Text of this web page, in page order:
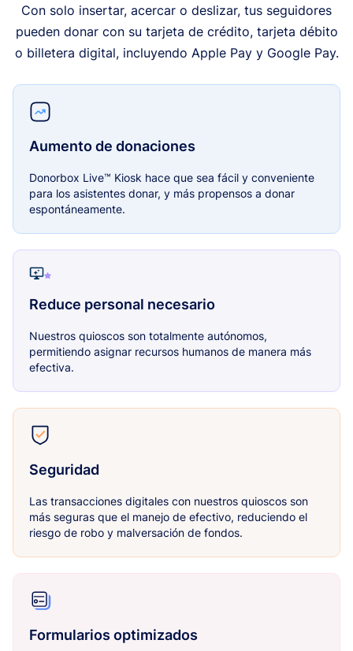
Con solo insertar, acercar o deslizar, tus seguidores
pueden donar con su tarjeta de crédito, tarjeta débito
o billetera digital, incluyendo Apple Pay y Google Pay.
Aumento de donaciones
Donorbox Live™ Kiosk hace que sea fácil y conveniente
para los asistentes donar, y más propensos a donar
espontáneamente.
Reduce personal necesario
Nuestros quioscos son totalmente autónomos,
permitiendo asignar recursos humanos de manera más
efectiva.
Seguridad
Las transacciones digitales con nuestros quioscos son
más seguras que el manejo de efectivo, reduciendo el
riesgo de robo y malversación de fondos.
Formularios optimizados